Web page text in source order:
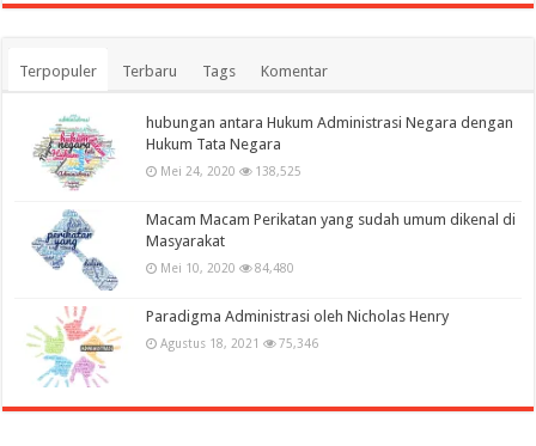
Terpopuler Terbaru Tags Komentar
hubungan antara Hukum Administrasi Negara dengan
Hukum Tata Negara
Mei 24, 2020 138,525
Macam Macam Perikatan yang sudah umum dikenal di
Masyarakat
Mei 10, 2020 84,480
Paradigma Administrasi oleh Nicholas Henry
Agustus 18, 2021 75,346